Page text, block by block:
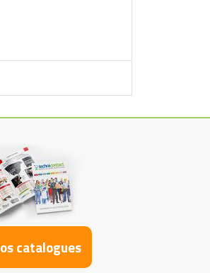
catalogues